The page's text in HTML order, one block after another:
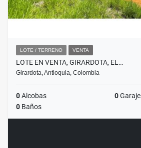
LOTE / TERRENO VENTA
LOTE EN VENTA, GIRARDOTA, EL…
Girardota, Antioquia, Colombia
0Alcobas 0Garaje
0 Baños